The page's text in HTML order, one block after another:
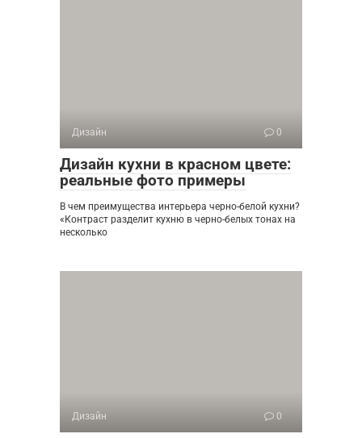
Дизайн 0
Дизайн кухни в красном цвете:
реальные фото примеры
В чем преимущества интерьера черно-белой кухни?
«Контраст разделит кухню в черно-белых тонах на
несколько
Дизайн 0